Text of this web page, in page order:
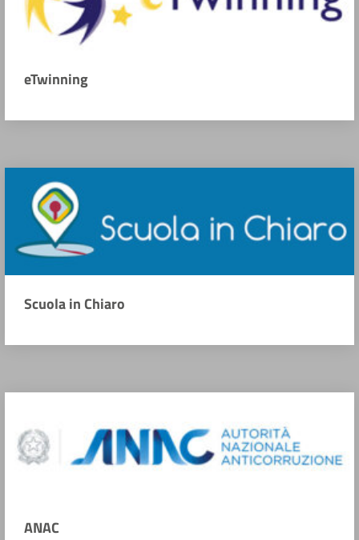
eTwinning
Scuola in Chiaro
ANAC